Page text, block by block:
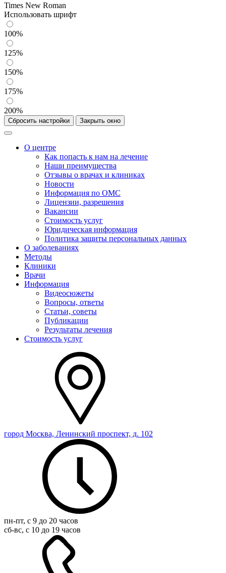
Times New Roman
Использовать шрифт
100%
125%
150%
175%
200%
Сбросить настройки Закрыть окно
О центре
Как попасть к нам на лечение
Наши преимущества
Отзывы о врачах и клиниках
Новости
Информация по ОМС
Лицензии, разрешения
Вакансии
Стоимость услуг
Юридическая информация
Политика защиты персональных данных
О заболеваниях
Методы
Клиники
Врачи
Информация
Видеосюжеты
Вопросы, ответы
Статьи, советы
Публикации
Результаты лечения
Стоимость услуг
город Москва, Ленинский проспект, д. 102
пн-пт, с 9 до 20 часов
сб-вс, с 10 до 19 часов